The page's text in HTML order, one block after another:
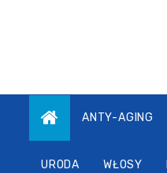
ANTY-AGING
URODA WŁOSY